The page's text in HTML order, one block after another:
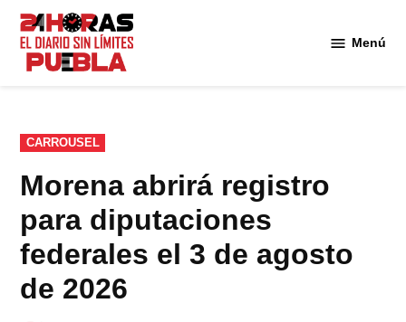
Saltar
contenido
Menú
PUBLICADO
EN
CARROUSEL
Morena abrirá registro
para diputaciones
federales el 3 de agosto
de 2026